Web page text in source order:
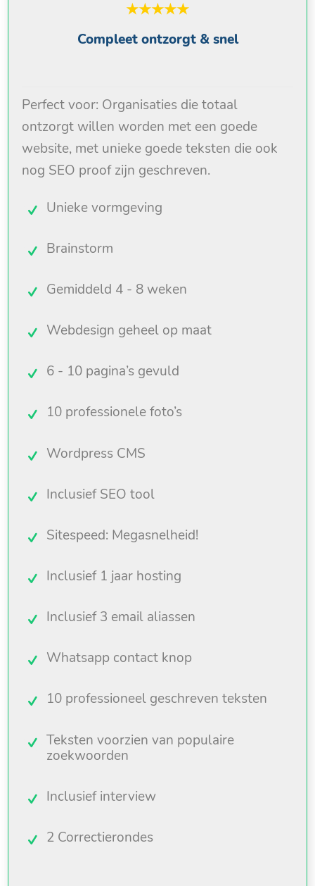
★★★★★
Compleet ontzorgt & snel
Perfect voor: Organisaties die totaal
ontzorgt willen worden met een goede
website, met unieke goede teksten die ook
nog SEO proof zijn geschreven.
Unieke vormgeving
Brainstorm
Gemiddeld 4 - 8 weken
Webdesign geheel op maat
6 - 10 pagina’s gevuld
10 professionele foto’s
Wordpress CMS
Inclusief SEO tool
Sitespeed: Megasnelheid!
Inclusief 1 jaar hosting
Inclusief 3 email aliassen
Whatsapp contact knop
10 professioneel geschreven teksten
Teksten voorzien van populaire
zoekwoorden
Inclusief interview
2 Correctierondes